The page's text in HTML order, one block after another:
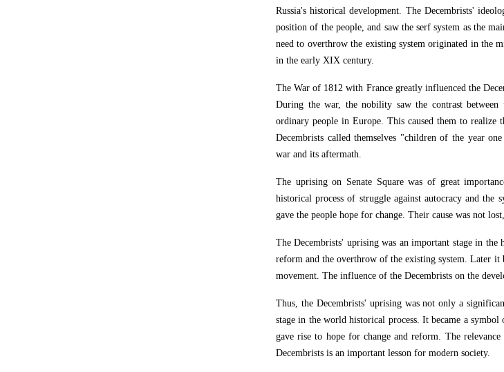
Russia's historical development. The Decembrists'
position of the people, and saw the serf system as the
need to overthrow the existing system originated in the
in the early XIX century.
The War of 1812 with France greatly influenced the
During the war, the nobility saw the contrast
ordinary people in Europe. This caused them to realize
Decembrists called themselves "children of the year
war and its aftermath.
The uprising on Senate Square was of great
historical process of struggle against autocracy and the
gave the people hope for change. Their cause was not
The Decembrists' uprising was an important stage in
reform and the overthrow of the existing system. Later it
movement. The influence of the Decembrists on the
Thus, the Decembrists' uprising was not only a
stage in the world historical process. It became a
gave rise to hope for change and reform. The
Decembrists is an important lesson for modern society.